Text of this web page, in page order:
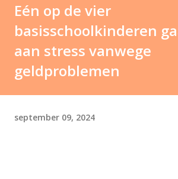
Eén op de vier
basisschoolkinderen
aan stress vanwege
geldproblemen
september 09, 2024